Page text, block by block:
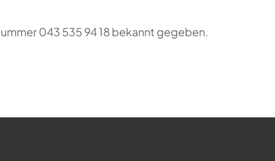
043 535 94 18 bekannt gegeben.